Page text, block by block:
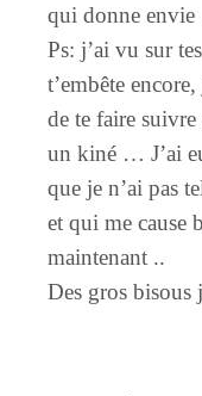
qui donne envie
Ps: j’ai vu sur
t’embête
de te faire
un kiné … J’ai
que je n’ai pas
et qui me cause
maintenant ..
Des gros